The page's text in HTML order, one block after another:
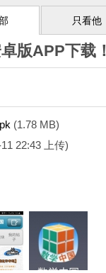
只看他
版APP下载！
(1.78 MB)
22:43 上传)